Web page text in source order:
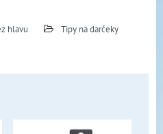
hlavu Tipy na darčeky